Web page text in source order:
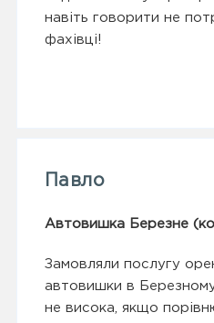
навіть говорити не
фахівці!
Павло
Автовишка Березне
Замовляли послугу
автовишки в
не висока, якщо